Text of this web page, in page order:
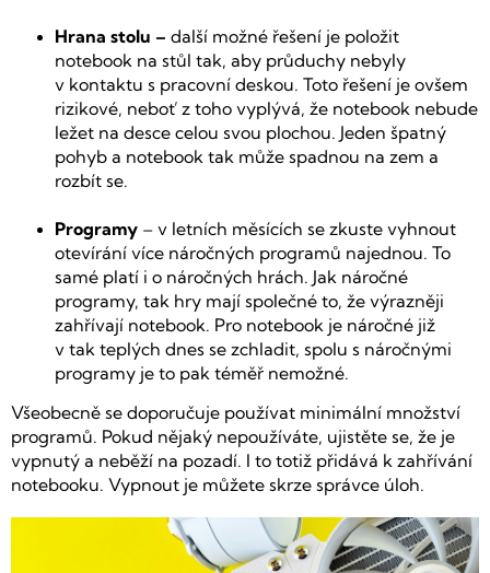
Hrana stolu – další možné řešení je položit
notebook na stůl tak, aby průduchy nebyly
v kontaktu s pracovní deskou. Toto řešení je ovšem
rizikové, neboť z toho vyplývá, že notebook nebude
ležet na desce celou svou plochou. Jeden špatný
pohyb a notebook tak může spadnou na zem a
rozbít se.
Programy – v letních měsících se zkuste vyhnout
otevírání více náročných programů najednou. To
samé platí i o náročných hrách. Jak náročné
programy, tak hry mají společné to, že výrazněji
zahřívají notebook. Pro notebook je náročné již
v tak teplých dnes se zchladit, spolu s náročnými
programy je to pak téměř nemožné.
Všeobecně se doporučuje používat minimální množství
programů. Pokud nějaký nepoužíváte, ujistěte se, že je
vypnutý a neběží na pozadí. I to totiž přidává k zahřívání
notebooku. Vypnout je můžete skrze správce úloh.